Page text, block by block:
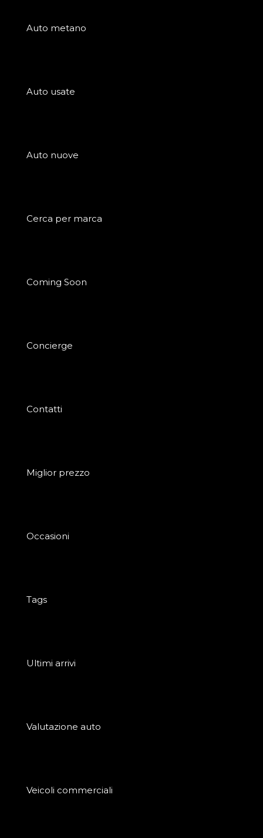
Auto metano
Auto usate
Auto nuove
Cerca per marca
Coming Soon
Concierge
Contatti
Miglior prezzo
Occasioni
Tags
Ultimi arrivi
Valutazione auto
Veicoli commerciali